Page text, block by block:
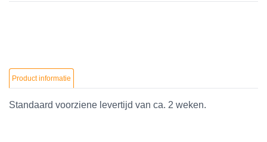
Product informatie
Standaard voorziene levertijd van ca. 2 weken.